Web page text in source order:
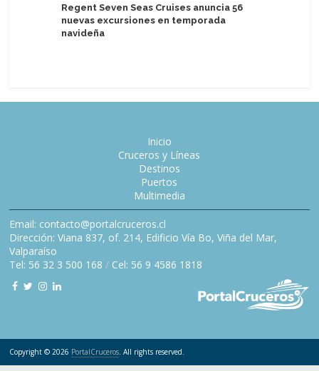
Regent Seven Seas Cruises anuncia 56
nuevas excursiones en temporada
navideña
Inicio
Cruceros y Líneas
Destinos
Puertos
Multimedia
Email: contacto@portalcruceros.cl
Dirección: Viana 837, of. 214, Edificio Vía Bo, Viña del Mar,
Valparaíso
Tel: 56 32 3 500 168 / Cel: 56 9 4586 1818
Copyright © 2026 PortalCruceros. All rights reserved.